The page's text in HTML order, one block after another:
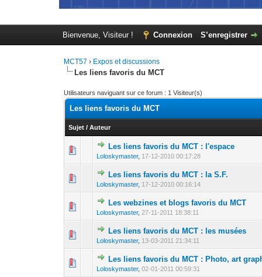
Bienvenue, Visiteur ! Connexion S’enregistrer
MCT57 › Expos et discussions
Les liens favoris du MCT
Utilisateurs naviguant sur ce forum : 1 Visiteur(s)
Les liens favoris du MCT
Sujet /Auteur
Les liens favoris du MCT : l'espace
Loloskymaster, 17-12-2010 00:17:28
0 Votes - 0 sur 5
Les liens favoris du MCT : la S.F.
Loloskymaster, 17-12-2010 00:16:14
0 Votes - 0 sur 5
Les webzines et blogs favoris du MCT
Loloskymaster,27-11-2011 18:38:11
0 Votes - 0 sur 5
Les liens favoris du MCT : les musées
Loloskymaster, 13-03-2011 21:34:11
0 Votes - 0 sur 5
Les liens favoris du MCT : Photo, art
Loloskymaster,02-01-2011 00:59:31
0 Votes - 0 sur 5
12